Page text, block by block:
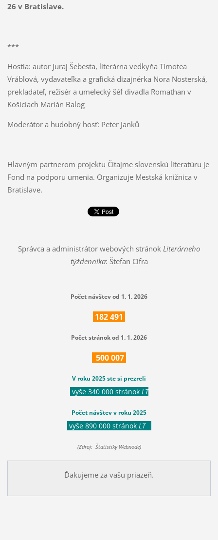
26 v Bratislave.
***
Hostia: autor Juraj Šebesta, literárna vedkyňa Timotea
Vráblová, vydavateľka a grafická dizajnérka Nora Nosterská,
prekladateľ, režisér a umelecký šéf divadla Romathan v
Košiciach Marián Balog
Moderátor a hudobný hosť: Peter Janků
Hlavným partnerom projektu Čítajme slovenskú literatúru je
Fond na podporu umenia. Organizuje Mestská knižnica v
Bratislave.
Správca a administrátor webových stránok Literárneho
týždenníka: Štefan Cifra
Počet návštev od 1. 1. 2026
182491
Počet stránok od 1. 1. 2026
500007
V roku 2025 ste si prezreli
vyše 340 000 stránok LT
Počet návštev v roku 2025
vyše 890 000 stránok LT
(Zdroj: Štatistiky Webnode)
Ďakujeme za vašu priazeň.